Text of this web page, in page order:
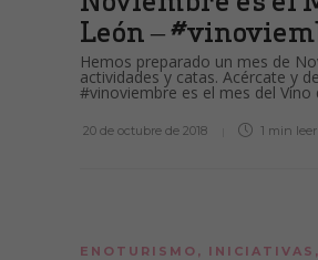
León –
Hemos preparado un mes de
actividades y catas. Acércate y
#vinoviembre es el mes del Vino
20 de octubre de 2018 1 min leer
ENOTURISMO , INICIATIVAS ,